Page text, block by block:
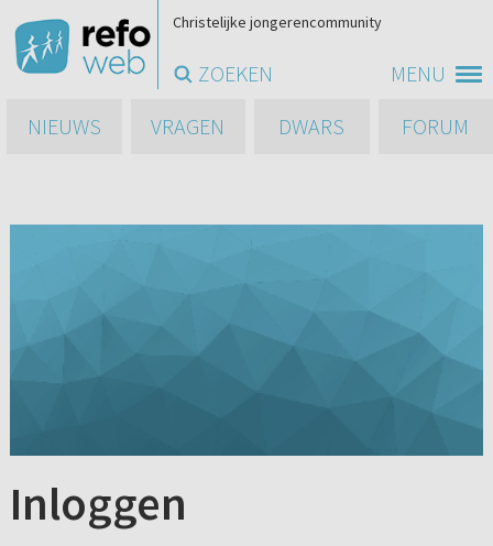
MENU
Christelijke jongerencommunity
ZOEKEN
NIEUWS
VRAGEN DWARS FORUM
Inloggen